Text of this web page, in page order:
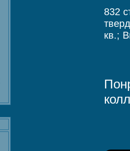
832
кв.;